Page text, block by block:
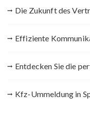
Die Zukunft des
Effiziente
Entdecken Sie die
Kfz-Ummeldung in